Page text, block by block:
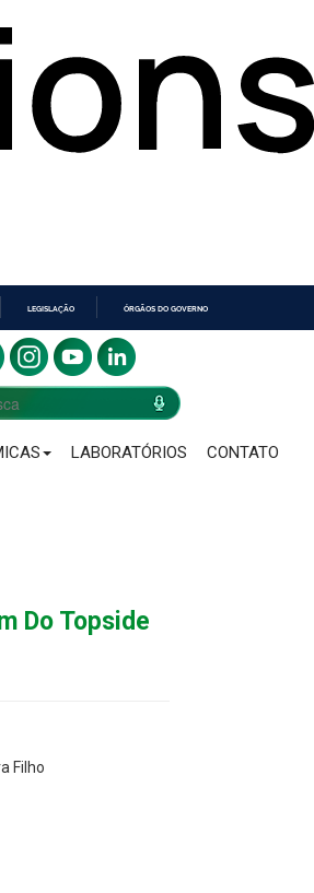
LEGISLAÇÃO ÓRGÃOS DO GOVERNO
LABORATÓRIOS CONTATO
Do Topside
Filho